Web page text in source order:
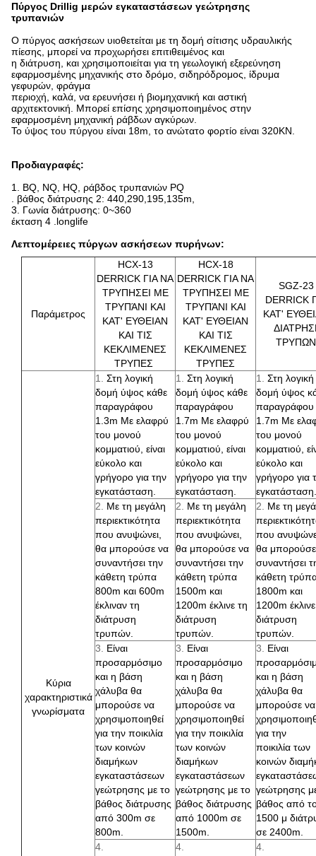
Πύργος Drillig μερών εγκαταστάσεων γεώτρησης
τρυπανιών
Ο πύργος ασκήσεων υιοθετείται με τη δομή σίτισης υδραυλικής
πίεσης, μπορεί να προχωρήσει επιτιθειμένος και
η διάτρυση, και χρησιμοποιείται για τη γεωλογική εξερεύνηση
εφαρμοσμένης μηχανικής στο δρόμο, σιδηρόδρομος, ίδρυμα
γεφυρών, φράγμα
περιοχή, καλά, να ερευνήσει ή βιομηχανική και αστική
αρχιτεκτονική. Μπορεί επίσης χρησιμοποιημένος στην
εφαρμοσμένη μηχανική ράβδων αγκύρων.
Το ύψος του πύργου είναι 18m, το ανώτατο φορτίο είναι 320KN.
Προδιαγραφές:
1. BQ, NQ, HQ, ράβδος τρυπανιών PQ
. βάθος διάτρυσης 2: 440,290,195,135m,
3. Γωνία διάτρυσης: 0~360
έκταση 4 .longlife
Λεπτομέρειες πύργων ασκήσεων πυρήνων:
Παράμετρος
HCX-13
DERRICK ΓΙΑ ΝΑ
ΤΡΥΠΗΣΕΙ ΜΕ
ΤΡΥΠΆΝΙ ΚΑΙ
ΚΑΤ' ΕΥΘΕΙΑΝ
ΚΑΙ ΤΙΣ
ΚΕΚΛΙΜΕΝΕΣ
ΤΡΥΠΕΣ
HCX-18
DERRICK ΓΙΑ ΝΑ
ΤΡΥΠΗΣΕΙ ΜΕ
ΤΡΥΠΆΝΙ ΚΑΙ
ΚΑΤ' ΕΥΘΕΙΑΝ
ΚΑΙ ΤΙΣ
ΚΕΚΛΙΜΕΝΕΣ
ΤΡΥΠΕΣ
SGZ-23
DERRICK
ΚΑΤ'
ΤΡΥΠΩΝ
Κύρια
χαρακτηριστικά
γνωρίσματα
1. Στη λογική
δομή ύψος κάθε
παραγράφου
1.3m Με ελαφρύ
του μονού
κομματιού, είναι
εύκολο και
γρήγορο για την
εγκατάσταση.
1. Στη λογική
δομή ύψος κάθε
παραγράφου
1.7m Με ελαφρύ
του μονού
κομματιού, είναι
εύκολο και
γρήγορο για την
εγκατάσταση.
1. Στη λογική
δομή ύψος
παραγράφου
1.7m Με
του μονού
κομματιού,
εύκολο και
γρήγορο για
εγκατάσταση.
2. Με τη μεγάλη
περιεκτικότητα
που ανυψώνει,
θα μπορούσε να
συναντήσει την
κάθετη τρύπα
800m και 600m
έκλιναν τη
διάτρυση
τρυπών.
2. Με τη μεγάλη
περιεκτικότητα
που ανυψώνει,
θα μπορούσε να
συναντήσει την
κάθετη τρύπα
1500m και
1200m έκλινε τη
διάτρυση
τρυπών.
2. Με τη
που
θα
συναντήσει
κάθετη
1800m και
1200m
διάτρυση
τρυπών.
3. Είναι
προσαρμόσιμο
και η βάση
χάλυβα θα
μπορούσε να
χρησιμοποιηθεί
για την ποικιλία
των κοινών
διαμήκων
εγκαταστάσεων
γεώτρησης με το
βάθος διάτρυσης
από 300m σε
800m.
3. Είναι
προσαρμόσιμο
και η βάση
χάλυβα θα
μπορούσε να
χρησιμοποιηθεί
για την ποικιλία
των κοινών
διαμήκων
εγκαταστάσεων
γεώτρησης με το
βάθος διάτρυσης
από 1000m σε
1500m.
3. Είναι
και η βάση
χάλυβα θα
μπορούσε να
για την
ποικιλία των
κοινών
γεώτρησης
βάθος από
1500 μ
σε 2400m.
4.
4.
4.